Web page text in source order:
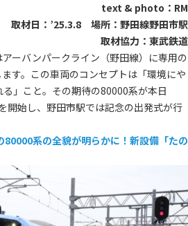
text & photo：RM
取材日：’25.3.8 場所：野田線野田市駅
取材協力：東武鉄道
ーバンパークライン（野田線）に専用の
す。この車両のコンセプトは「環境にや
」こと。その期待の80000系が本日
開始し、野田市駅では記念の出発式が行
80000系の全貌が明らかに！新設備「たの